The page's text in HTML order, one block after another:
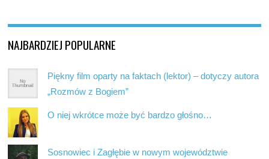
NAJBARDZIEJ POPULARNE
Piękny film oparty na faktach (lektor) – dotyczy autora
„Rozmów z Bogiem”
O niej wkrótce może być bardzo głośno…
Sosnowiec i Zagłębie w nowym województwie